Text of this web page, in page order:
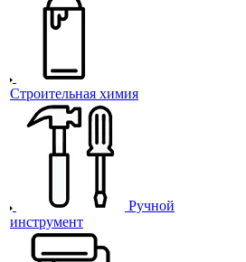
Строительная химия
Ручной
инструмент